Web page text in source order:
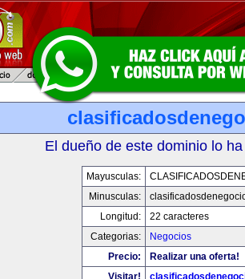
El dueño de este dominio lo
Mayusculas:
Minusculas:
Longitud:
22 caracteres
Categorias:
Negocios
Precio:
Realizar una oferta!
Visitar!